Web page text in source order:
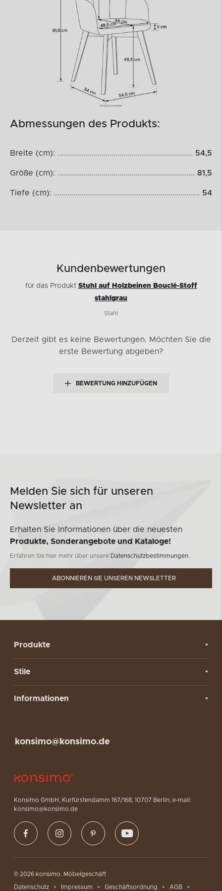
Abmessungen des Produkts:
Breite (cm): 54,5
Größe (cm): 81,5
Tiefe (cm): 54
Kundenbewertungen
für das Produkt Stuhl auf Holzbeinen Bouclé-Stoff
stahlgrau
Stahl
Derzeit gibt es keine Bewertungen. Möchten Sie die
erste Bewertung abgeben?
BEWERTUNG HINZUFÜGEN
Melden Sie sich für unseren
Newsletter an
Erhalten Sie Informationen über die neuesten
Produkte, Sonderangebote und Kataloge!
Erfahren Sie hier mehr über unsere Datenschutzbestimmungen.
ABONNIEREN SIE UNSEREN NEWSLETTER
Produkte
Stile
Informationen
Konsimo GmbH, Kurfürstendamm 167/168, 10707 Berlin, e-mail:
konsimo@konsimo.de
konsimo@konsimo.de
© 2026 konsimo. Möbelgeschäft
Datenschutz Impressum Geschäftsordnung AGB